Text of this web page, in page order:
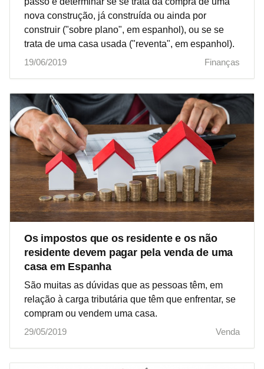
nova construção, já construída ou ainda por
construir ("sobre plano", em espanhol), ou se se
trata de uma casa usada ("reventa", em espanhol).
19/06/2019
Finanças
Os impostos que os residente e os não
residente devem pagar pela venda de uma
casa em Espanha
São muitas as dúvidas que as pessoas têm, em
relação à carga tributária que têm que enfrentar, se
compram ou vendem uma casa.
29/05/2019
Venda